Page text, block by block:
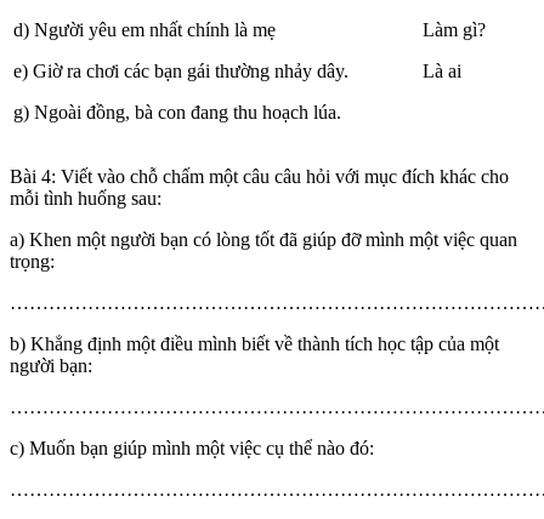
d) Người yêu em nhất chính là mẹ
e) Giờ ra chơi các bạn gái thường nhảy dây.
g) Ngoài đồng, bà con đang thu hoạch lúa.
Làm gì?
Là ai
Bài 4: Viết vào chỗ chấm một câu câu hỏi với mục đích khác cho
mỗi tình huống sau:
a) Khen một người bạn có lòng tốt đã giúp đỡ mình một việc quan
trọng:
b) Khẳng định một điều mình biết về thành tích học tập của một
người bạn:
c) Muốn bạn giúp mình một việc cụ thể nào đó: